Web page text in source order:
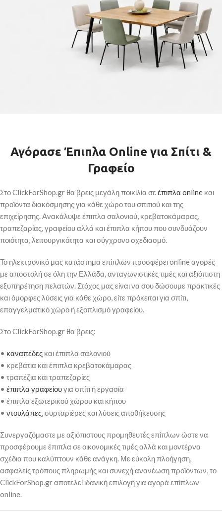
ΤΡΑΠΕΖΑΡΙΕΣ
Αγόρασε Έπιπλα Online για Σπίτι &
Γραφείο
Στο ClickForShop.gr θα βρεις μεγάλη ποικιλία σε έπιπλα online και
προϊόντα διακόσμησης για κάθε χώρο του σπιτιού και της
επιχείρησης. Ανακάλυψε έπιπλα σαλονιού, κρεβατοκάμαρας,
τραπεζαρίας, γραφείου αλλά και έπιπλα κήπου που συνδυάζουν
ποιότητα, λειτουργικότητα και σύγχρονο σχεδιασμό.
Το ηλεκτρονικό μας κατάστημα επίπλων προσφέρει online αγορές
με αποστολή σε όλη την Ελλάδα, ανταγωνιστικές τιμές και αξιόπιστη
εξυπηρέτηση πελατών. Στόχος μας είναι να σου δώσουμε πρακτικές
και όμορφες λύσεις για κάθε χώρο, είτε πρόκειται για σπίτι,
επαγγελματικό χώρο ή εξοπλισμό γραφείου.
Στο ClickForShop.gr θα βρεις:
• καναπέδες και έπιπλα σαλονιού
• κρεβάτια και έπιπλα κρεβατοκάμαρας
• τραπέζια και τραπεζαρίες
• έπιπλα γραφείουγια σπίτι ή εργασία
• έπιπλα εξωτερικού χώρου και κήπου
• ντουλάπες, συρταριέρες και λύσεις αποθήκευσης
Συνεργαζόμαστε με αξιόπιστους προμηθευτές επίπλων ώστε να
προσφέρουμε έπιπλα σε οικονομικές τιμές αλλά και μοντέρνα
σχέδια που καλύπτουν κάθε ανάγκη. Με εύκολη πλοήγηση,
ασφαλείς τρόπους πληρωμής και συνεχή ανανέωση προϊόντων, το
ClickForShop.gr αποτελεί ιδανική επιλογή για αγορά επίπλων
online.